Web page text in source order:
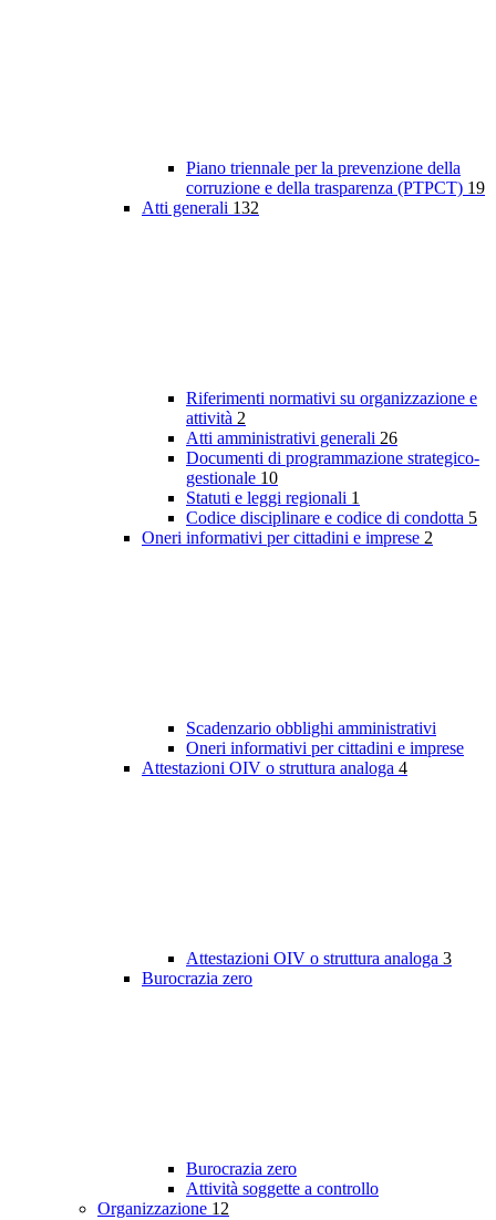
Piano triennale per la prevenzione della
corruzione e della trasparenza (PTPCT) 19
Atti generali 132
Riferimenti normativi su organizzazione e
attività 2
Atti amministrativi generali 26
Documenti di programmazione strategico-
gestionale 10
Statuti e leggi regionali 1
Codice disciplinare e codice di condotta 5
Oneri informativi per cittadini e imprese 2
Scadenzario obblighi amministrativi
Oneri informativi per cittadini e imprese
Attestazioni OIV o struttura analoga 4
Attestazioni OIV o struttura analoga 3
Burocrazia zero
Burocrazia zero
Attività soggette a controllo
Organizzazione 12